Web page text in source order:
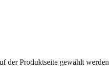
der Produktseite gewählt werden